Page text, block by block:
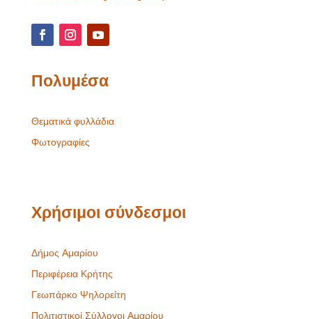
Πολυμέσα
Θεματικά φυλλάδια
Φωτογραφίες
Χρήσιμοι σύνδεσμοι
Δήμος Αμαρίου
Περιφέρεια Κρήτης
Γεωπάρκο Ψηλορείτη
Πολιτιστικοί Σύλλογοι Αμαρίου